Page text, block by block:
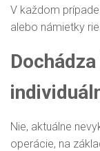
V každom
alebo námietky
Nie, aktuálne
operácie, na